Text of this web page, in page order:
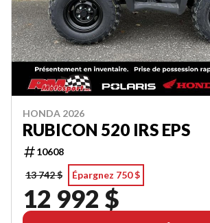
HONDA 2026
RUBICON 520 IRS EPS
10608
13 742 $
Épargnez 750 $
12 992 $